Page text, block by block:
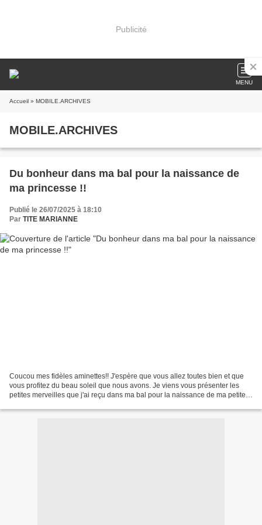
Publicité
MENU
Accueil » MOBILE.ARCHIVES
MOBILE.ARCHIVES
Du bonheur dans ma bal pour la naissance de
ma princesse !!
Publié le 26/07/2025 à 18:10
Par TITE MARIANNE
Coucou mes fidèles aminettes!! J'espère que vous allez toutes bien et que
vous profitez du beau soleil que nous avons. Je viens vous présenter les
petites merveilles que j'ai reçu dans ma bal pour la naissance de ma petite